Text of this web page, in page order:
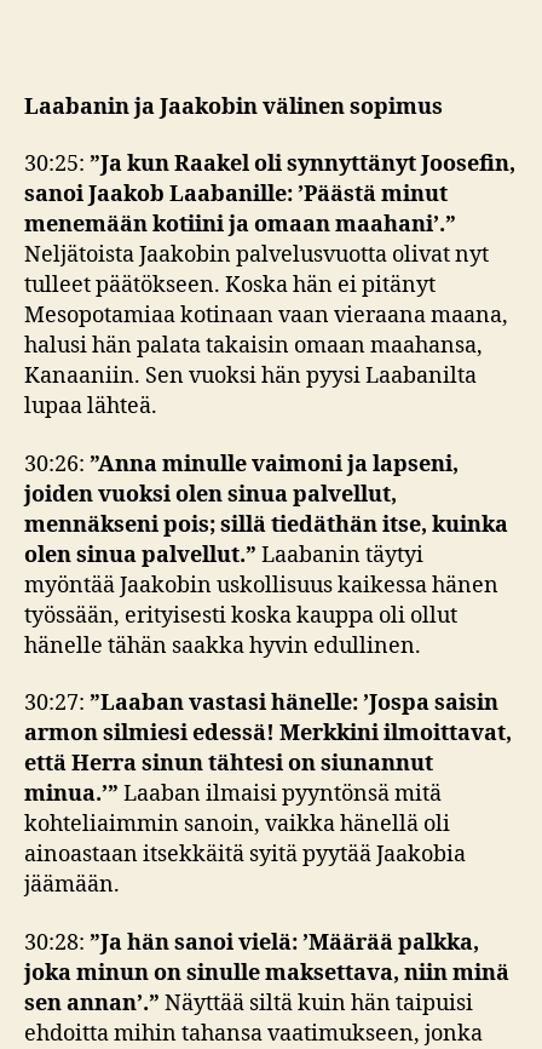
Laabanin ja Jaakobin välinen sopimus
30:25: ”Ja kun Raakel oli synnyttänyt Joosefin,
sanoi Jaakob Laabanille: ’Päästä minut
menemään kotiini ja omaan maahani’.”
Neljätoista Jaakobin palvelusvuotta olivat nyt
tulleet päätökseen. Koska hän ei pitänyt
Mesopotamiaa kotinaan vaan vieraana maana,
halusi hän palata takaisin omaan maahansa,
Kanaaniin. Sen vuoksi hän pyysi Laabanilta
lupaa lähteä.
30:26: ”Anna minulle vaimoni ja lapseni,
joiden vuoksi olen sinua palvellut,
mennäkseni pois; sillä tiedäthän itse, kuinka
olen sinua palvellut.” Laabanin täytyi
myöntää Jaakobin uskollisuus kaikessa hänen
työssään, erityisesti koska kauppa oli ollut
hänelle tähän saakka hyvin edullinen.
30:27: ”Laaban vastasi hänelle: ’Jospa saisin
armon silmiesi edessä! Merkkini ilmoittavat,
että Herra sinun tähtesi on siunannut
minua.’” Laaban ilmaisi pyyntönsä mitä
kohteliaimmin sanoin, vaikka hänellä oli
ainoastaan itsekkäitä syitä pyytää Jaakobia
jäämään.
30:28: ”Ja hän sanoi vielä: ’Määrää palkka,
joka minun on sinulle maksettava, niin minä
sen annan’.” Näyttää siltä kuin hän taipuisi
ehdoitta mihin tahansa vaatimukseen, jonka